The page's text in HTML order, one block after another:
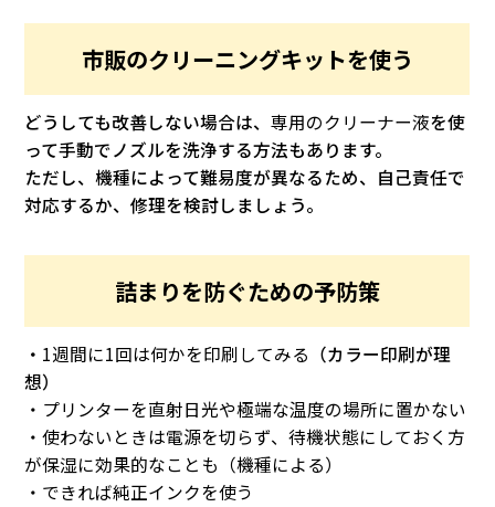
市販のクリーニングキットを使う
どうしても改善しない場合は、専用のクリーナー液を使
って手動でノズルを洗浄する方法もあります。
ただし、機種によって難易度が異なるため、自己責任で
対応するか、修理を検討しましょう。
詰まりを防ぐための予防策
・ 1週間に1回は何かを印刷してみる （カラー印刷が理
想）
・プリンターを直射日光や極端な温度の場所に置かない
・使わないときは電源を切らず、待機状態にしておく方
が保湿に効果的なことも（機種による）
・できれば純正インクを使う